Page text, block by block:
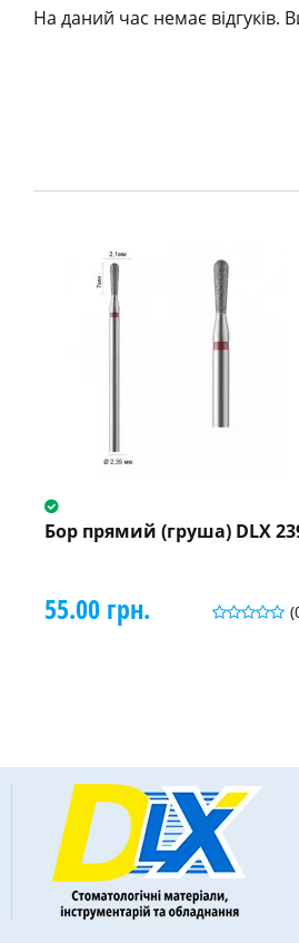
На даний час немає
Бор прямий (груша) DLX
55.00 грн.